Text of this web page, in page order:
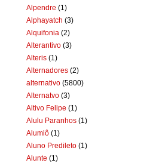
Alpendre (1)
Alphayatch (3)
Alquifonia (2)
Alterantivo (3)
Alteris (1)
Alternadores (2)
alternativo (5800)
Alternatvo (3)
Altivo Felipe (1)
Alulu Paranhos (1)
Alumiô (1)
Aluno Predileto (1)
Alunte (1)